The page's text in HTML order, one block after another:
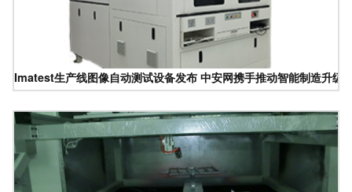
Imatest生产线图像自动测试设备发布 中安网携手推动智能制造升级